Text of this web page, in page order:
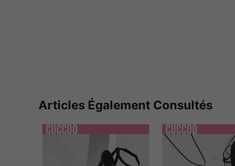
Articles Également Consultés